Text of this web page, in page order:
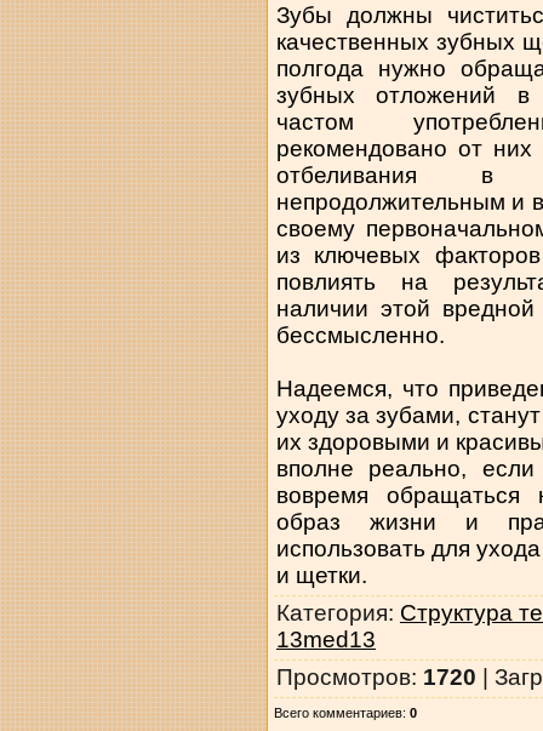
Зубы должны
качественных зубных
полгода нужно
зубных отложений в
частом
рекомендовано от них
отбеливания в
непродолжительным и
своему
из ключевых
повлиять на
наличии этой
бессмысленно.
Надеемся, что
уходу за зубами,
их здоровыми и
вполне реально,
вовремя обращаться
образ жизни и
использовать для
и щетки.
Категория: Структура
13med13
Просмотров: 1720 |
Всего комментариев: 0